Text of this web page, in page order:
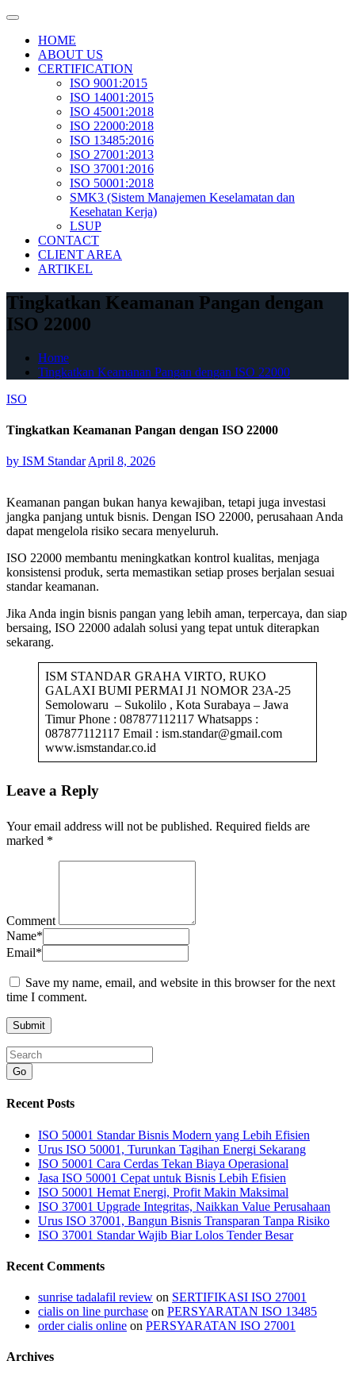
Skip
contentHOME
ABOUT US
CERTIFICATION
ISO 9001:2015
ISO 14001:2015
ISO 45001:2018
ISO 22000:2018
ISO 13485:2016
ISO 27001:2013
ISO 37001:2016
ISO 50001:2018
SMK3 (Sistem Manajemen Keselamatan dan
Kesehatan Kerja)
LSUP
CONTACT
CLIENT AREA
ARTIKEL
Tingkatkan Keamanan Pangan dengan
ISO 22000
Home
Tingkatkan Keamanan Pangan dengan ISO 22000
ISO
Tingkatkan Keamanan Pangan dengan ISO 22000
by ISM Standar April 8, 2026
Keamanan pangan bukan hanya kewajiban, tetapi juga investasi
jangka panjang untuk bisnis. Dengan ISO 22000, perusahaan Anda
dapat mengelola risiko secara menyeluruh.
ISO 22000 membantu meningkatkan kontrol kualitas, menjaga
konsistensi produk, serta memastikan setiap proses berjalan sesuai
standar keamanan.
Jika Anda ingin bisnis pangan yang lebih aman, terpercaya, dan siap
bersaing, ISO 22000 adalah solusi yang tepat untuk diterapkan
sekarang.
ISM STANDAR GRAHA VIRTO, RUKO
GALAXI BUMI PERMAI J1 NOMOR 23A-25
Semolowaru – Sukolilo , Kota Surabaya – Jawa
Timur Phone : 087877112117 Whatsapps :
087877112117 Email : ism.standar@gmail.com
www.ismstandar.co.id
Leave a Reply
Your email address will not be published. Required fields are
marked *
Comment
Name*
Email*
Save my name, email, and website in this browser for the next
time I comment.
Go
Recent Posts
ISO 50001 Standar Bisnis Modern yang Lebih Efisien
Urus ISO 50001, Turunkan Tagihan Energi Sekarang
ISO 50001 Cara Cerdas Tekan Biaya Operasional
Jasa ISO 50001 Cepat untuk Bisnis Lebih Efisien
ISO 50001 Hemat Energi, Profit Makin Maksimal
ISO 37001 Upgrade Integritas, Naikkan Value Perusahaan
Urus ISO 37001, Bangun Bisnis Transparan Tanpa Risiko
ISO 37001 Standar Wajib Biar Lolos Tender Besar
Recent Comments
sunrise tadalafil review on SERTIFIKASI ISO 27001
cialis on line purchase on PERSYARATAN ISO 13485
order cialis online on PERSYARATAN ISO 27001
Archives